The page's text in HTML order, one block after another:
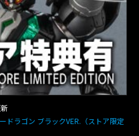
ドラゴン ブラックVER.（ストア限定